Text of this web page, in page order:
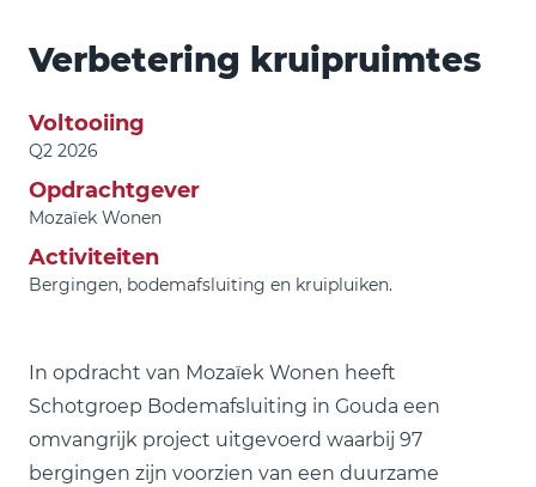
Verbetering kruipruimtes
Voltooiing
Q2 2026
Opdrachtgever
Mozaïek Wonen
Activiteiten
Bergingen, bodemafsluiting en kruipluiken.
In opdracht van Mozaïek Wonen heeft
Schotgroep Bodemafsluiting in Gouda een
omvangrijk project uitgevoerd waarbij 97
bergingen zijn voorzien van een duurzame